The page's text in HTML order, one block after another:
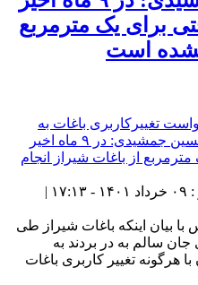
برای یک مترمربع
نشده است
شناسه خبر : 151334 | تاریخ انتشار : ۰۹ خرداد ۱۴۰۱ - ۱۷:۱۳ |
بیان اینکه باغات شیراز طی
جان سالم به در بردند به
هرگونه تغییر کاربری باغات